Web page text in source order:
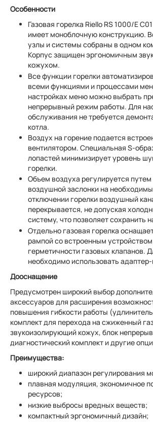
Особенности
Газовая горелка Riello RS 1000/E
имеет моноблочную конструкцию.
узлы и системы собраны в одном
Корпус защищен эргономичным
кожухом.
Все функции горелки
всеми функциями и процессами
настройках меню можно выбрать
непрерывный режим работы. Для
обслуживания не требуется
котла.
Воздух на горение подается
вентилятором. Специальная S-
лопастей минимизирует уровень
горелки.
Объем воздуха регулируется путем
воздушной заслонки на
отключении горелки воздушный
перекрывается, не допуская
систему, что позволяет сохранить
Отдельно газовая горелка
рампой со встроенным
герметичности газовых клапанов.
необходимо использовать
Дооснащение
Предусмотрен широкий выбор
аксессуаров для расширения
повышения гибкости работы
комплект для перехода на сжиженный
звукоизолирующий кожух, блок
диагностический комплект и другие
Преимущества:
широкий диапазон регулирования
плавная модуляция, экономичное
ресурсов;
низкие выбросы вредных веществ;
компактный эргономичный дизайн;